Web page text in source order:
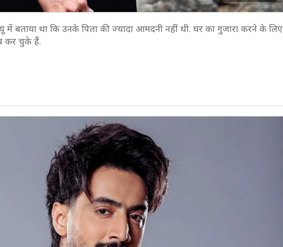
बताया था कि उनके पिता की ज्यादा आमदनी नहीं थी. घर का गुजारा करने के लिए
कर चुके हैं.